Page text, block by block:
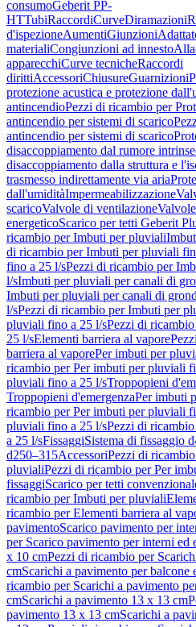
consumoGeberit PP-
HTTubiRaccordiCurveDiramazioni
d'ispezioneAumentiGiunzioni
materialiCongiunzioni ad innesto
apparecchiCurve tecnicheRaccordi
dirittiAccessoriChiusureGuarnizioni
protezione acustica e protezione
antincendioPezzi di ricambio per
antincendio per sistemi di scarico
antincendio per sistemi di scarico
disaccoppiamento dal rumore
disaccoppiamento dalla struttura e
trasmesso indirettamente via aria
dall'umiditàImpermeabilizzazione
scaricoValvole di ventilazione
energeticoScarico per tetti Geberit
ricambio per Imbuti per pluviali
di ricambio per Imbuti per pluviali
fino a 25 l/sPezzi di ricambio per
l/sImbuti per pluviali per canali di
Imbuti per pluviali per canali di
l/sPezzi di ricambio per Imbuti per
pluviali fino a 25 l/sPezzi di
25 l/sElementi barriera al vapore
barriera al vaporePer imbuti per
ricambio per Per imbuti per pluviali
pluviali fino a 25 l/sTroppopieni
Troppopieni d'emergenzaPer imbuti
ricambio per Per imbuti per pluviali
pluviali fino a 25 l/sPezzi di
a 25 l/sFissaggiSistema di fissaggio
d250–315AccessoriPezzi di
pluvialiPezzi di ricambio per Per
fissaggiScarico per tetti
ricambio per Imbuti per pluviali
ricambio per Elementi barriera al
pavimentoScarico pavimento per
per Scarico pavimento per interni ed
x 10 cmPezzi di ricambio per
cmScarichi a pavimento per balcone
ricambio per Scarichi a pavimento
cmScarichi a pavimento 13 x 13 cm
pavimento 13 x 13 cmScarichi a